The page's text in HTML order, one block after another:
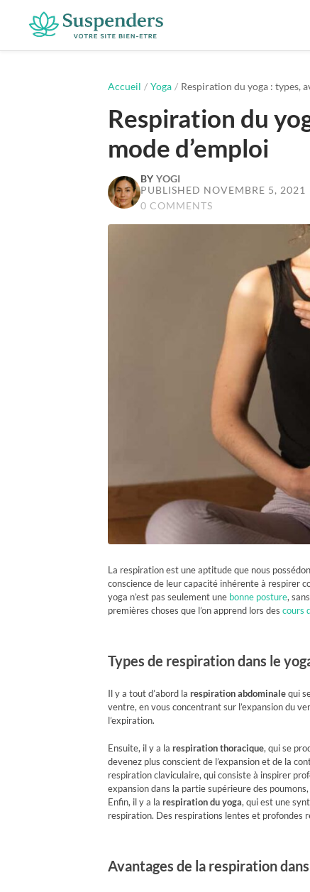
Accueil / Yoga / Respiration du yoga : types,
Respiration du
mode d’emploi
BYYOGI
PUBLISHED NOVEMBRE 5, 2021
0 COMMENTS
La respiration est une aptitude que nous
conscience de leur capacité inhérente à respirer
yoga n’est pas seulement une bonne posture,
premières choses que l’on apprend lors des cours
Types de respiration dans le
Il y a tout d’abord la respiration abdominalequi
ventre, en vous concentrant sur l’expansion du
l’expiration.
Ensuite, il y a la respiration thoracique, qui se
devenez plus conscient de l’expansion et de la
respiration claviculaire, qui consiste à inspirer
expansion dans la partie supérieure des poumons,
Enfin, il y a la respiration du yoga, qui est une
respiration. Des respirations lentes et profondes
Avantages de la respiration